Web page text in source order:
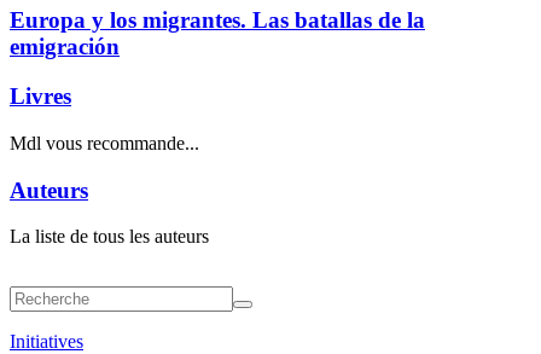
Europa y los migrantes. Las batallas de la
emigración
Livres
Mdl vous recommande...
Auteurs
La liste de tous les auteurs
Initiatives